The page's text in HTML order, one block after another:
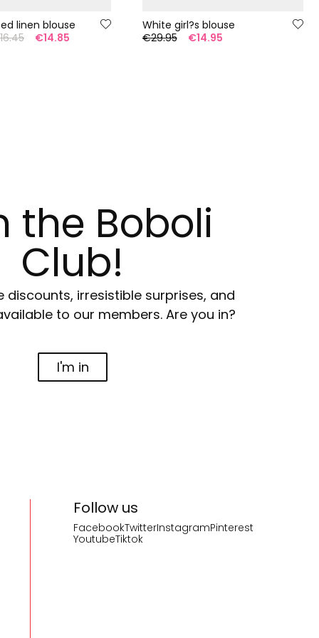
linen blouse
€14.85
White girl?s blouse
€29.95
€14.95
the Boboli
Club!
discounts, irresistible surprises, and
to our members. Are you in?
I'm in
Follow us
FacebookTwitterInstagramPinterest
YoutubeTiktok